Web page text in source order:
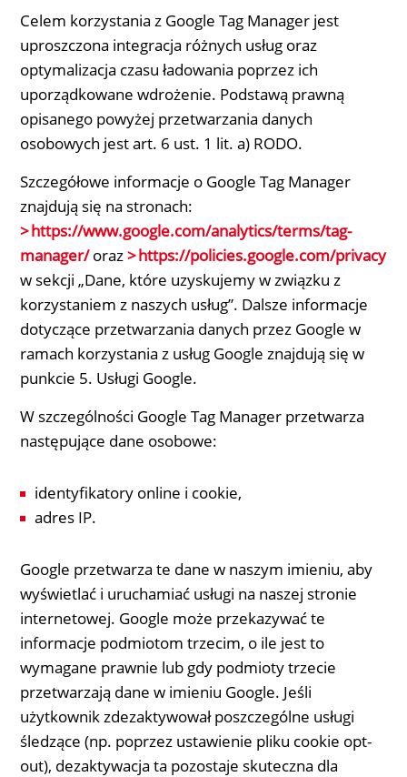
Celem korzystania z Google Tag Manager jest
uproszczona integracja różnych usług oraz
optymalizacja czasu ładowania poprzez ich
uporządkowane wdrożenie. Podstawą prawną
opisanego powyżej przetwarzania danych
osobowych jest art. 6 ust. 1 lit. a) RODO.
Szczegółowe informacje o Google Tag Manager
znajdują się na stronach:
https://www.google.com/analytics/terms/tag-
manager/oraz
https://policies.google.com/privacy
w sekcji „Dane, które uzyskujemy w związku z
korzystaniem z naszych usług”. Dalsze informacje
dotyczące przetwarzania danych przez Google w
ramach korzystania z usług Google znajdują się w
punkcie 5. Usługi Google.
W szczególności Google Tag Manager przetwarza
następujące dane osobowe:
identyfikatory online i cookie,
adres IP.
Google przetwarza te dane w naszym imieniu, aby
wyświetlać i uruchamiać usługi na naszej stronie
internetowej. Google może przekazywać te
informacje podmiotom trzecim, o ile jest to
wymagane prawnie lub gdy podmioty trzecie
przetwarzają dane w imieniu Google. Jeśli
użytkownik zdezaktywował poszczególne usługi
śledzące (np. poprzez ustawienie pliku cookie opt-
out), dezaktywacja ta pozostaje skuteczna dla